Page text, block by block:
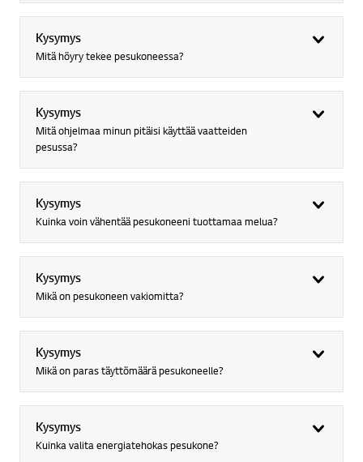
Kysymys
Mitä höyry tekee pesukoneessa?
Kysymys
Mitä ohjelmaa minun pitäisi käyttää vaatteiden
pesussa?
Kysymys
Kuinka voin vähentää pesukoneeni tuottamaa melua?
Kysymys
Mikä on pesukoneen vakiomitta?
Kysymys
Mikä on paras täyttömäärä pesukoneelle?
Kysymys
Kuinka valita energiatehokas pesukone?